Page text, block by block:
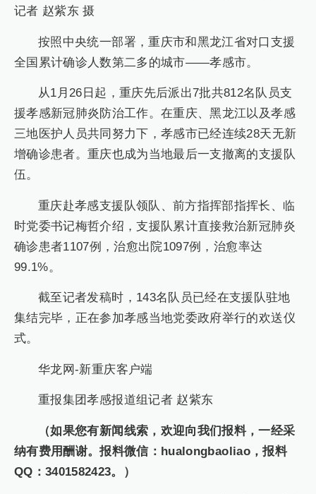
记者 赵紫东 摄
按照中央统一部署，重庆市和黑龙江省对口支援
全国累计确诊人数第二多的城市——孝感市。
从1月26日起，重庆先后派出7批共812名队员支
援孝感新冠肺炎防治工作。在重庆、黑龙江以及孝感
三地医护人员共同努力下，孝感市已经连续28天无新
增确诊患者。重庆也成为当地最后一支撤离的支援队
伍。
重庆赴孝感支援队领队、前方指挥部指挥长、临
时党委书记梅哲介绍，支援队累计直接救治新冠肺炎
确诊患者1107例，治愈出院1097例，治愈率达
99.1%。
截至记者发稿时，143名队员已经在支援队驻地
集结完毕，正在参加孝感当地党委政府举行的欢送仪
式。
华龙网-新重庆客户端
重报集团孝感报道组记者 赵紫东
（如果您有新闻线索，欢迎向我们报料，一经采
纳有费用酬谢。报料微信：hualongbaoliao，报料
QQ：3401582423。）